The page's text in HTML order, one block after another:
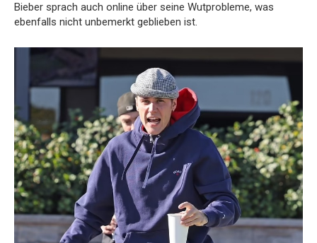
Bieber sprach auch online über seine Wutprobleme, was
ebenfalls nicht unbemerkt geblieben ist.